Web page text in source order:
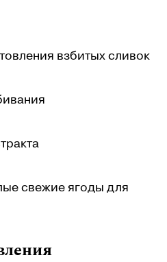
взбитых сливок
свежие ягоды для